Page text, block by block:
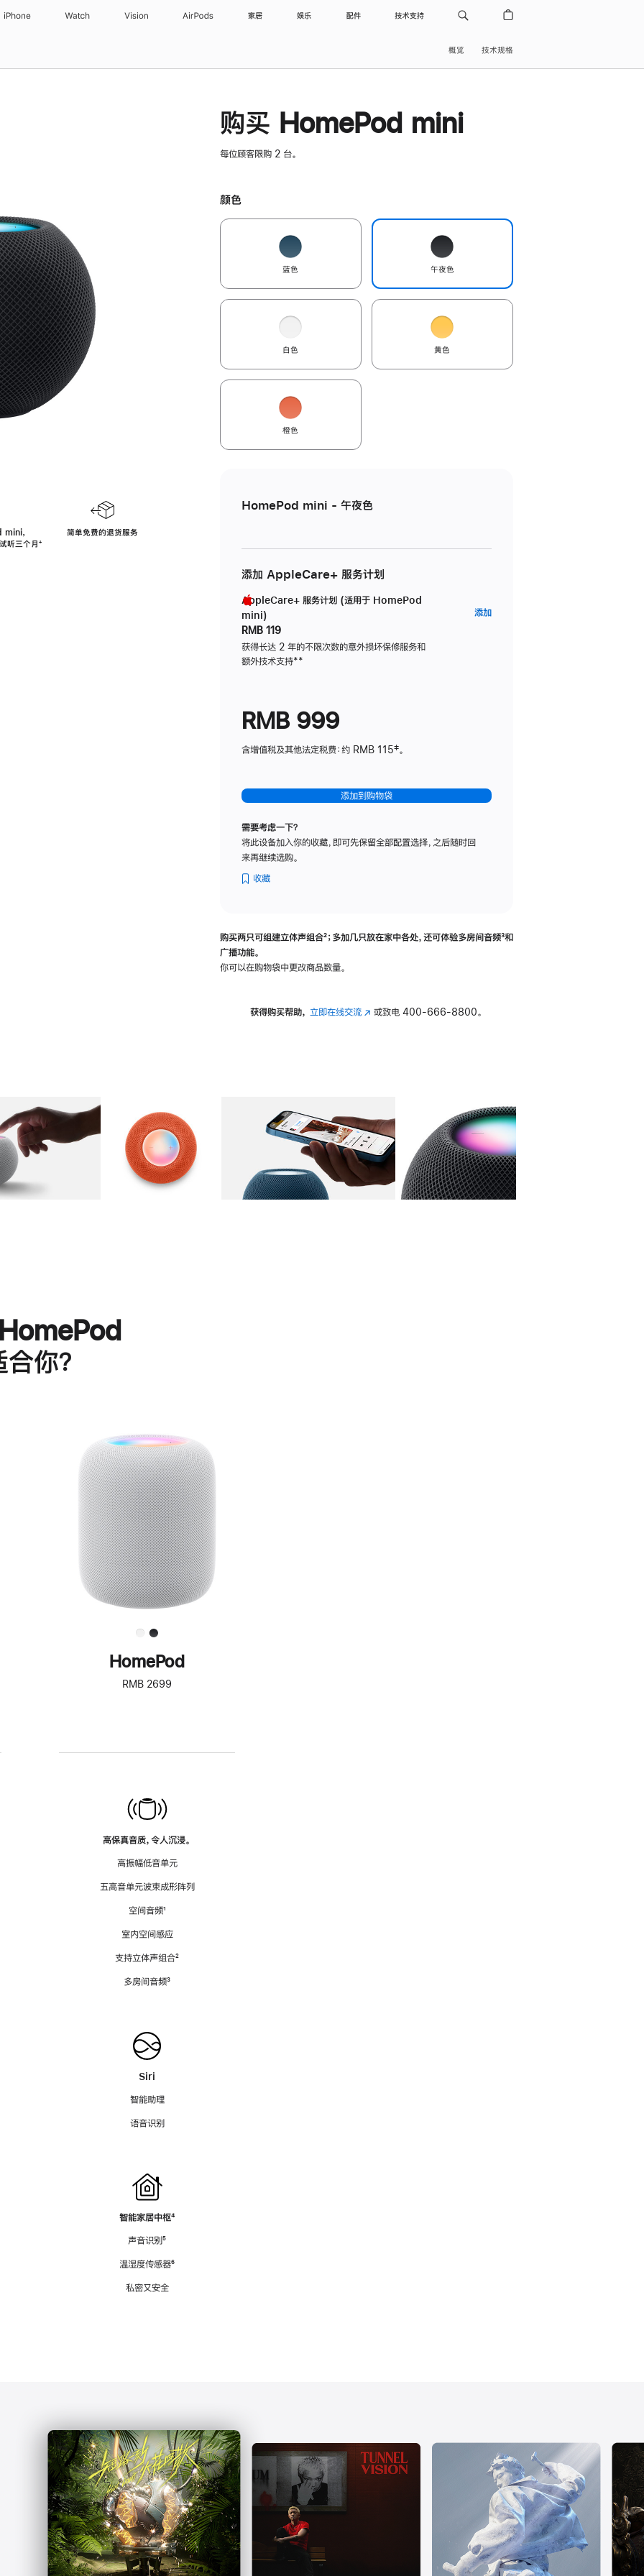
iPhone Watch Vision AirPods 家居 娱乐 配件 技术支持
概览 技术规格
，
听三个月脚
⁺
简单免费的退货服务
购买 HomePod mini
每位顾客限购 2 台。
颜色
蓝色 午夜色
白色 黄色
橙色
HomePod mini - 午夜色
添加 AppleCare+ 服务计划
AppleCare+ 服务计划 (适用于 HomePod
mini)
RMB 119
获得长达 2 年的不限次数的意外损坏保修服务和
额外技术支持脚
**
添加AppleCare+
RMB 999
含增值税及其他法定税费：约 RMB 115‡。
添加到购物袋
需要考虑一下？
将此设备加入你的收藏，即可先保留全部配置选择，之后随时回
来再继续选购。
收藏
购买两只可组建立体声组合脚
²；多加几只放在家中各处，还可体验多‍房‍间音频脚
³和
广播功能。
你可以在购物袋中更改商品数量。
获得购买帮助， 立即在线交流(在 或致电 400-666-8800。
图库 图像 图库 图像 图库 图像 4 图库 图像 5
你？
进
一
步
了
解
HomePod<
HomePod
RMB 2699
高保真音质，令人沉浸。
高振幅低音单元
五高音单元波束成形阵列
空间音频脚
¹
室内空间感应
支持立体声组合脚
²
多房间音频脚
³
Siri
智能助理
语音识别
智能家居中枢脚
⁴
声音识别脚
⁵
温湿度传感器脚
⁶
私密又安全